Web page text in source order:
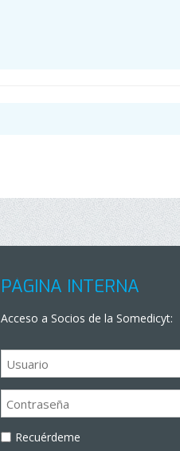
PÁGINA INTERNA
Acceso a Socios de la Somedicyt:
Recuérdeme